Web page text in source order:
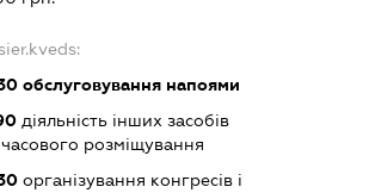
обслуговування напоями
діяльність інших засобів
розміщування
організування конгресів і